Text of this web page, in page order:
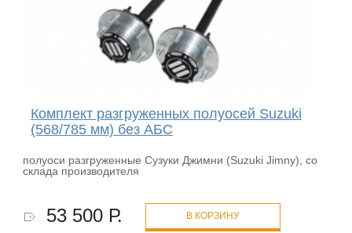
Комплект разгруженных полуосей Suzuki
(568/785 мм) без АБС
полуоси разгруженные Сузуки Джимни (Suzuki Jimny), со
склада производителя
53 500 Р. В КОРЗИНУ